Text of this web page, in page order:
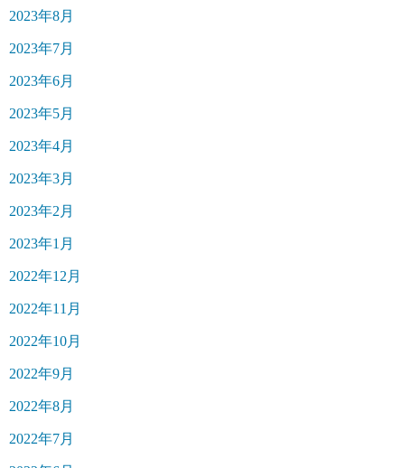
2023年8月
2023年7月
2023年6月
2023年5月
2023年4月
2023年3月
2023年2月
2023年1月
2022年12月
2022年11月
2022年10月
2022年9月
2022年8月
2022年7月